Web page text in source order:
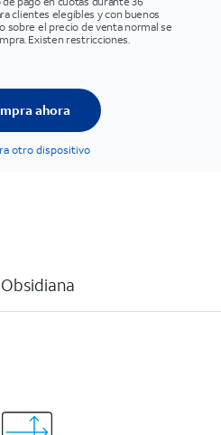
clientes elegibles y con buenos
sobre el precio de venta normal se
Existen restricciones.
ahora
otro dispositivo
Obsidiana